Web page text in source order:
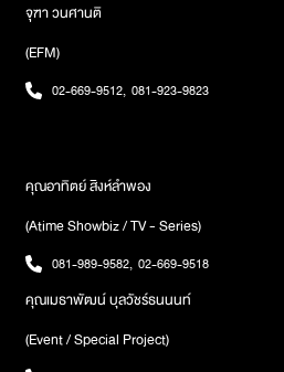
จุฑา วนศานติ
(EFM)
02-669-9512, 081-923-9823
คุณอาทิตย์ สิงห์ลำพอง
(Atime Showbiz / TV - Series)
081-989-9582, 02-669-9518
คุณเมธาพัฒน์ บุลวัชร์ธนนนท์
(Event / Special Project)